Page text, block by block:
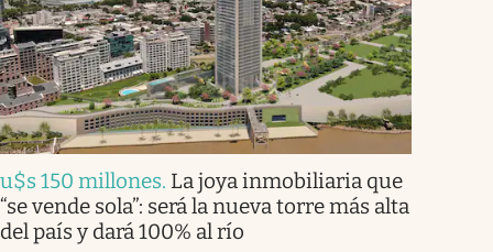
u$s 150 millones. La joya inmobiliaria que
“se vende sola”: será la nueva torre más alta
del país y dará 100% al río